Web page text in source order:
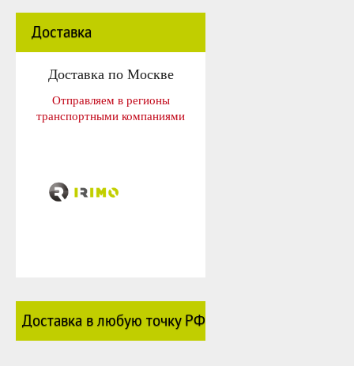
Доставка
Доставка по Москве
Отправляем в регионы
транспортными компаниями
Доставка в любую точку РФ